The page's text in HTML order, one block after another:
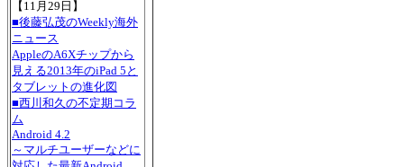
【11月29日】
■後藤弘茂のWeekly海外
ニュース
AppleのA6Xチップから
見える2013年のiPad 5と
タブレットの進化図
■西川和久の不定期コラ
ム
Android 4.2
～マルチユーザーなどに